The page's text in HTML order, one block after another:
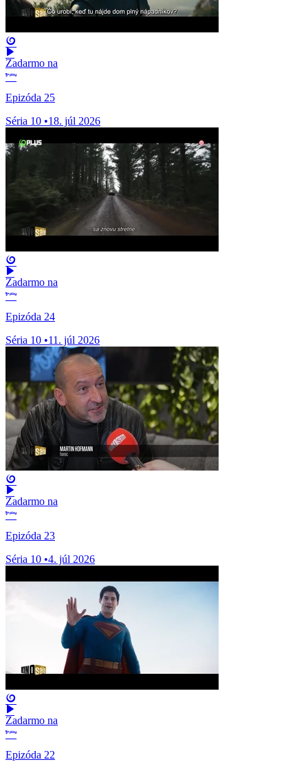
Zadarmo na
Epizóda 25
Séria 10 •18. júl 2026
Zadarmo na
Epizóda 24
Séria 10 •11. júl 2026
Zadarmo na
Epizóda 23
Séria 10 •4. júl 2026
Zadarmo na
Epizóda 22